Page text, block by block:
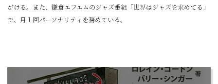
がける。また、鎌倉エフエムのジャズ番組「世界はジャズを求めてる」
で、月１回パーソナリティを務めている。